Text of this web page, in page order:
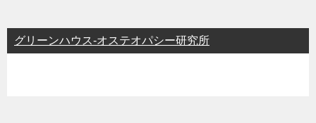
グリーンハウス-オステオパシー研究所